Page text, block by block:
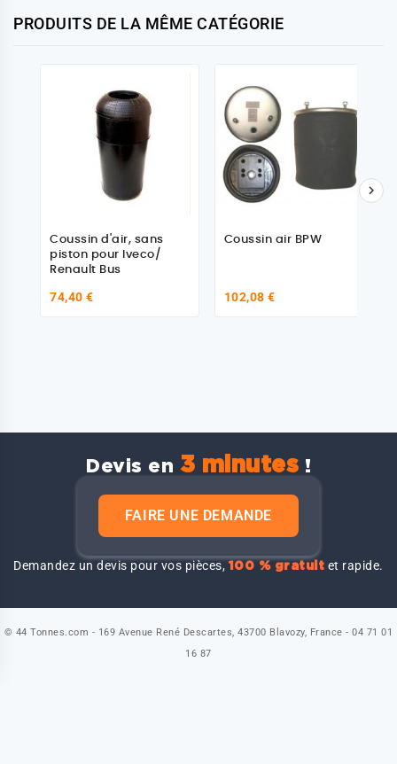
PRODUITS DE LA MÊME CATÉGORIE
Coussin d'air, sans
piston pour Iveco/
Renault Bus
74,40 €
Coussin air BPW
102,08 €

Devis en 3 minutes !
FAIRE UNE DEMANDE
Demandez un devis pour vos pièces,100 % gratuit et rapide.
© 44 Tonnes.com - 169 Avenue René Descartes, 43700 Blavozy, France - 04 71 01
16 87